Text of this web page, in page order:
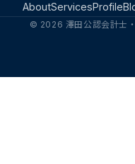
AboutServicesProfile
© 2026 澤田公認会計士